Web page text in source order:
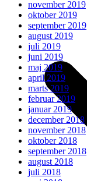
november 2019
oktober 2019
september 2019
august 2019
juli 2019
juni 2019
maj 2019
april 2019
marts 2019
februar 2019
januar 2019
december 2018
november 2018
oktober 2018
september 2018
august 2018
juli 2018